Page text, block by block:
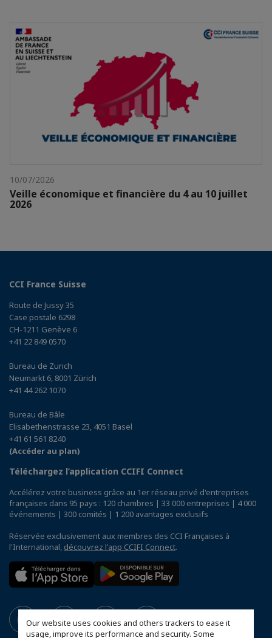
Our website uses cookies and others trackers to ease it
usage, improve its performance and security. Some
10/07/2026
Veille économique et financière du 4 au 10 juillet
2026
CCI France Suisse
Route de Jussy 35
Case postale 6298
CH-1211 Genève 6
+41 22 849 0570
Bureau de Zurich
Neumarkt 6, 8001 Zürich
+41 44 262 1070
Bureau de Bâle
Elisabethenstrasse 23, 4051 Basel
+41 61 561 8240
(Accéder au plan)
Téléchargez l’application CCIFI Connect
Accélérez votre business grâce au 1er réseau privé d'entreprises
françaises dans 95 pays : 120 chambres | 33 000 entreprises | 4 000
événements | 300 comités | 1 200 avantages exclusifs
Réservée exclusivement aux membres des CCI Françaises à
l'International, découvrez l'app CCIFI Connect.